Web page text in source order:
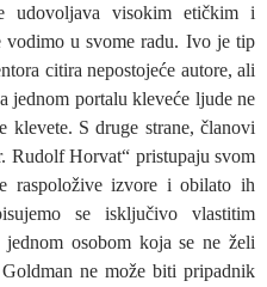
udovoljava visokim etičkim i
vodimo u svome radu. Ivo je tip
citira nepostojeće autore, ali
jednom portalu kleveće ljude ne
klevete. S druge strane, članovi
Rudolf Horvat“ pristupaju svom
raspoložive izvore i obilato ih
se isključivo vlastitim
osobom koja se ne želi
ne može biti pripadnik